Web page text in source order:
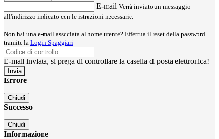
E-mail Verrà inviato un messaggio
all'indirizzo indicato con le istruzioni necessarie.
Non hai una e-mail associata al nome utente? Effettua il reset della password
tramite la Login Spaggiari
E-mail inviata, si prega di controllare la casella di posta elettronica!
Errore
Chiudi
Successo
Chiudi
Informazione